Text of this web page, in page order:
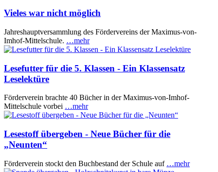
Vieles war nicht möglich
Jahreshauptversammlung des Fördervereins der Maximus-von-
Imhof-Mittelschule. …mehr
Lesefutter für die 5. Klassen - Ein Klassensatz
Leselektüre
Förderverein brachte 40 Bücher in der Maximus-von-Imhof-
Mittelschule vorbei …mehr
Lesestoff übergeben - Neue Bücher für die
„Neunten“
Förderverein stockt den Buchbestand der Schule auf …mehr